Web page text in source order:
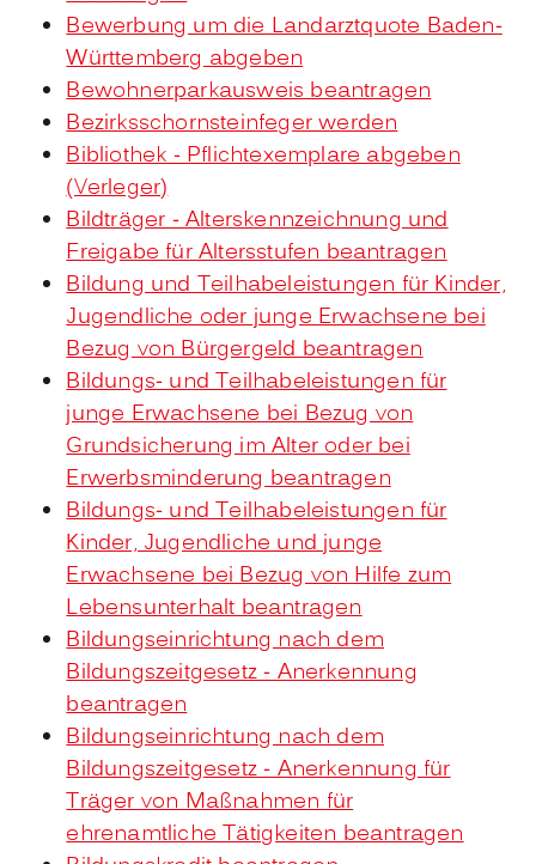
Bewerbung um die Landarztquote Baden-
Württemberg abgeben
Bewohnerparkausweis beantragen
Bezirksschornsteinfeger werden
Bibliothek - Pflichtexemplare abgeben
(Verleger)
Bildträger - Alterskennzeichnung und
Freigabe für Altersstufen beantragen
Bildung und Teilhabeleistungen für Kinder,
Jugendliche oder junge Erwachsene bei
Bezug von Bürgergeld beantragen
Bildungs- und Teilhabeleistungen für
junge Erwachsene bei Bezug von
Grundsicherung im Alter oder bei
Erwerbsminderung beantragen
Bildungs- und Teilhabeleistungen für
Kinder, Jugendliche und junge
Erwachsene bei Bezug von Hilfe zum
Lebensunterhalt beantragen
Bildungseinrichtung nach dem
Bildungszeitgesetz - Anerkennung
beantragen
Bildungseinrichtung nach dem
Bildungszeitgesetz - Anerkennung für
Träger von Maßnahmen für
ehrenamtliche Tätigkeiten beantragen